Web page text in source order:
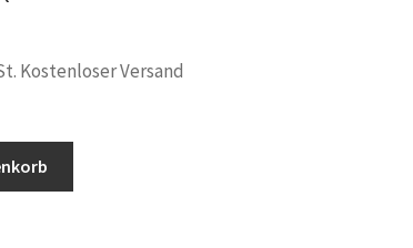
Kostenloser Versand